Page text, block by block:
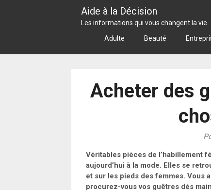
Aide à la Décision
Les informations qui vous changent la vie
Adulte
Beauté
Acheter des
Véritables pièces de l’habillement
aujourd’hui à la mode. Elles se
et sur les pieds des femmes. Vous
procurez-vous vos guêtres dès